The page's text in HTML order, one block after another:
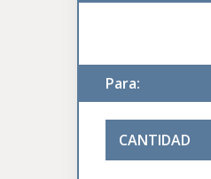
Para:
CANTIDAD